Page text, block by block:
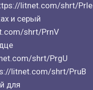
litnet.com/shrt/Prle
и серый
shrt/PrnV
shrt/PrgU
litnet.com/shrt/PruB
для